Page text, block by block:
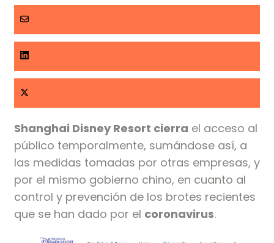
Shanghai Disney Resort cierra el acceso al
público temporalmente, sumándose así, a
las medidas tomadas por otras empresas, y
por el mismo gobierno chino, en cuanto al
control y prevención de los brotes recientes
que se han dado por el coronavirus.